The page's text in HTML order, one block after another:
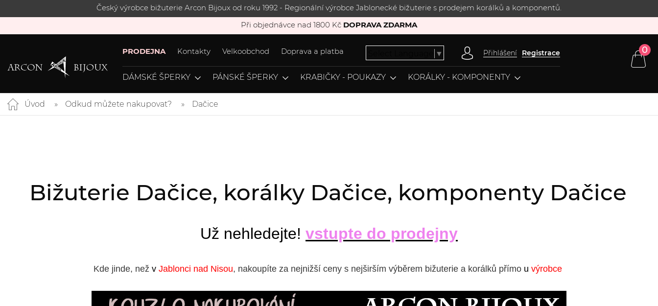
Český výrobce bižuterie Arcon Bijoux od roku 1992 - Regionální výrobce Jablonecké bižuterie s prodejem korálků a komponentů.
Při objednávce nad 1800 Kč DOPRAVA ZDARMA
PRODEJNA Kontakty Velkoobchod Doprava a platba ▼ Přihlášení Registrace 0
DÁMSKÉ ŠPERKY PÁNSKÉ ŠPERKY KRABIČKY - POUKAZY KORÁLKY - KOMPONENTY
Úvod Odkud můžete nakupovat? Dačice
Bižuterie Dačice, korálky Dačice, komponenty Dačice
Už nehledejte! vstupte do prodejny
Kde jinde, než v Jablonci nad Nisou, nakoupíte za nejnižší ceny s nejširším výběrem bižuterie a korálků přímo u výrobce